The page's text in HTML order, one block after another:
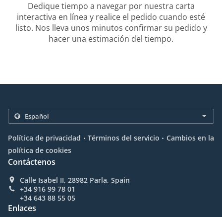
Dedique tiempo a navegar por nuestra carta
interactiva en línea y realice el pedido cuando esté
listo. Nos lleva unos minutos confirmar su pedido y
hacer una estimación del tiempo.
Política de privacidad . Términos del servicio . Cambios en la
política de cookies
Contáctenos
Calle Isabel II, 28982 Parla, Spain
+34 916 99 78 01
+34 643 88 55 05
Enlaces